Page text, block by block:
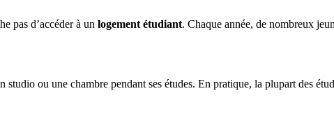
pas d’accéder à un logement étudiant. Chaque année, de nombreux
studio ou une chambre pendant ses études. En pratique, la plupart des